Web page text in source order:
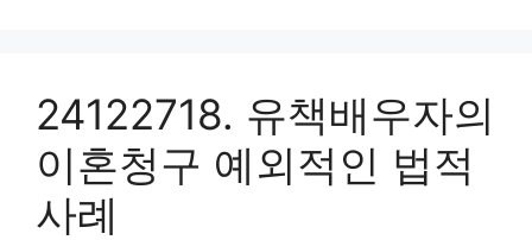
24122718. 유책배우자의
이혼청구 예외적인 법적
사례